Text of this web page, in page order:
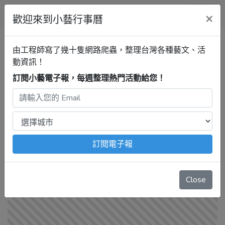
小藝行事曆
雲林行事曆
雲林縣政府文化觀
光處
觀光處圖書館-「綠園雅集」藝術
創作展】
2024年11月29日 – 12月15日
注意：出發前請去官網再次確認！本站內容由程式自動抓
、例行休館日
舉辦等等特殊情況。
歡迎來到小藝行事曆 ×
由工程師寫了幾十隻網路爬蟲，整理台灣各種藝文、活
動資訊！
訂閱小藝電子報，每週整理熱門活動給您！
訂閱電子報
Close